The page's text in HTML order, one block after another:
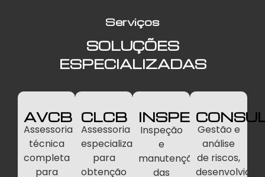
Serviços
SOLUÇÕES
ESPECIALIZADAS
AVCB
Assessoria
técnica
completa
para
CLCB
Assessoria
especializada
para
obtenção
INSPEÇÕES
Inspeção
e
manutenção
das
Gestão e
análise
de riscos,
desenvolvida